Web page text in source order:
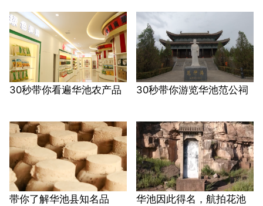
30秒带你看遍华池农产品 30秒带你游览华池范公祠
带你了解华池县知名品
华池因此得名，航拍花池